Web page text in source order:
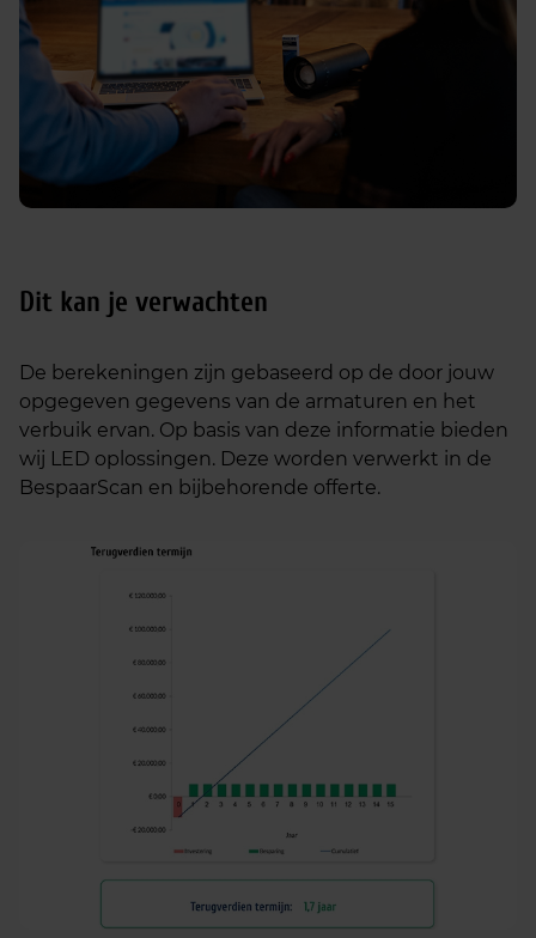
Dit kan je verwachten
De berekeningen zijn gebaseerd op de door jouw
opgegeven gegevens van de armaturen en het
verbuik ervan. Op basis van deze informatie bieden
wij LED oplossingen. Deze worden verwerkt in de
BespaarScan en bijbehorende offerte.